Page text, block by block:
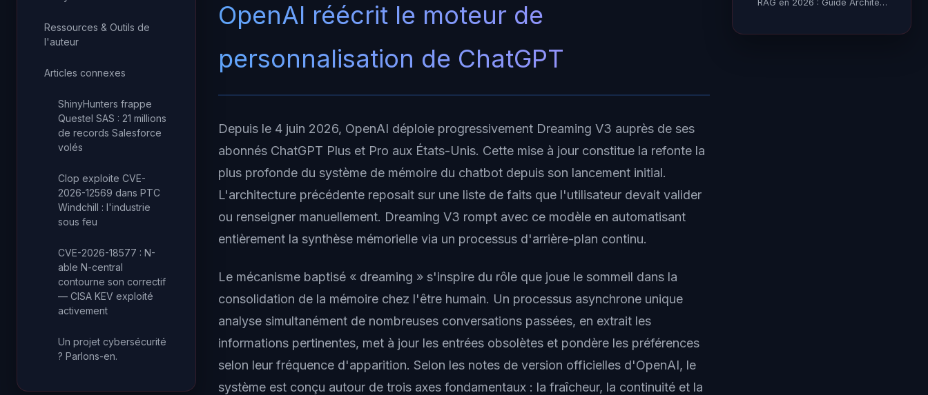
Ressources & Outils de
l'auteur
Articles connexes
ShinyHunters frappe
Questel SAS : 21 millions
de records Salesforce
volés
Clop exploite CVE-
2026-12569 dans PTC
Windchill : l'industrie
sous feu
CVE-2026-18577 : N-
able N-central
contourne son correctif
— CISA KEV exploité
activement
Un projet cybersécurité
? Parlons-en.
OpenAI réécrit le moteur de
personnalisation de ChatGPT
Depuis le 4 juin 2026, OpenAI déploie progressivement Dreaming V3 auprès de ses
abonnés ChatGPT Plus et Pro aux États-Unis. Cette mise à jour constitue la refonte la
plus profonde du système de mémoire du chatbot depuis son lancement initial.
L'architecture précédente reposait sur une liste de faits que l'utilisateur devait valider
ou renseigner manuellement. Dreaming V3 rompt avec ce modèle en automatisant
entièrement la synthèse mémorielle via un processus d'arrière-plan continu.
Le mécanisme baptisé « dreaming » s'inspire du rôle que joue le sommeil dans la
consolidation de la mémoire chez l'être humain. Un processus asynchrone unique
analyse simultanément de nombreuses conversations passées, en extrait les
informations pertinentes, met à jour les entrées obsolètes et pondère les préférences
selon leur fréquence d'apparition. Selon les notes de version officielles d'OpenAI, le
système est conçu autour de trois axes fondamentaux : la fraîcheur, la continuité et la
RAG en 2026 : Guide Architecture, Vectorisation & Chunking